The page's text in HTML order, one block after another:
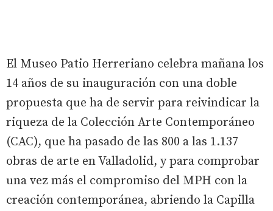
El Museo Patio Herreriano celebra mañana los
14 años de su inauguración con una doble
propuesta que ha de servir para reivindicar la
riqueza de la Colección Arte Contemporáneo
(CAC), que ha pasado de las 800 a las 1.137
obras de arte en Valladolid, y para comprobar
una vez más el compromiso del MPH con la
creación contemporánea, abriendo la Capilla